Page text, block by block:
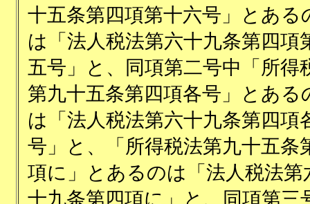
十五条第四項第十六号」とある
は「法人税法第六十九条第四項
五号」と、同項第二号中「所得
第九十五条第四項各号」とある
は「法人税法第六十九条第四項
号」と、「所得税法第九十五条
項に」とあるのは「法人税法第
十九条第四項に」と、同項第三